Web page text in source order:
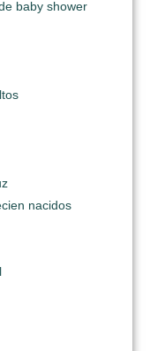
baby shower
nacidos